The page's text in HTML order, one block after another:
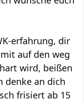
erfahrung, dir
auf den weg
wird, beißen
denke an dich
frisiert ab 15